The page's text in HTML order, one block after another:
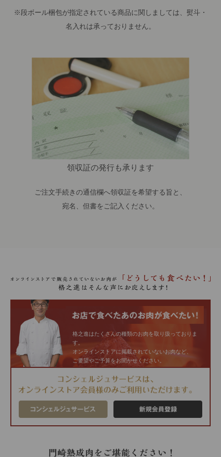
※段ボール梱包が指定されている商品に関しましては、熨斗・
名入れは承っておりません。
領収証の発行も承ります
ご注文手続きの通信欄へ領収証を希望する旨と、
宛名、但書をご記入ください。
格之進はたくさんの種類のお肉を取り扱っておりま
す。
オンラインストアに掲載されていないお肉など、
ご要望やご予算をお聞かせください。